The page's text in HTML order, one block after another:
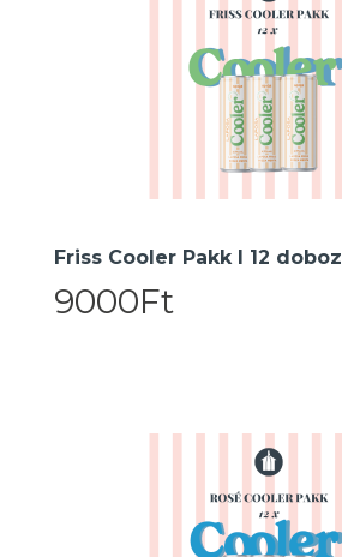
Friss Cooler Pakk I 12 doboz
9000Ft